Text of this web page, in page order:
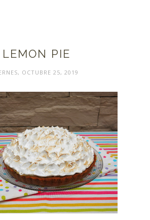
LEMON PIE
OCTUBRE 25, 2019